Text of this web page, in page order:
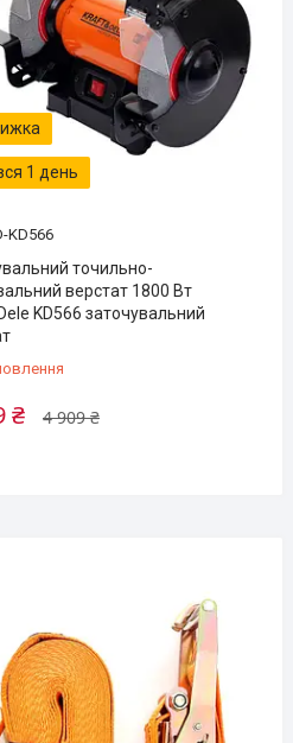
1 день
KD566
точильно-
верстат 1800 Вт
KD566 заточувальний
4 909 ₴
₴